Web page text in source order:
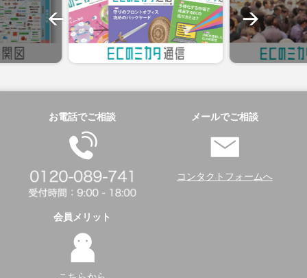
お電話でご相談 メールでご相談
コンタクトフォームへ
会員メリット